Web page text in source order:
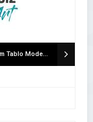
Cam Tablo Kişiye Özel Cam Tablo İdealizbiz Cam Tablo Modelleri